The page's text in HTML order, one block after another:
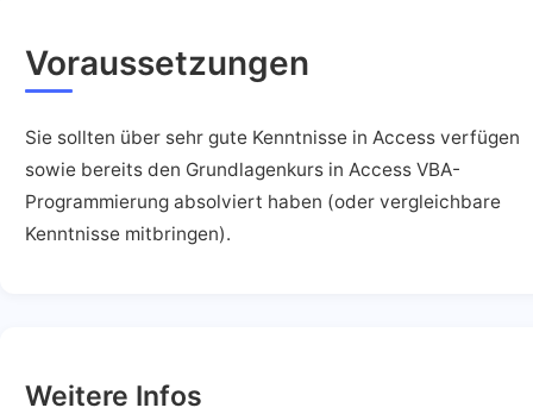
Voraussetzungen
Sie sollten über sehr gute Kenntnisse in Access verfügen
sowie bereits den Grundlagenkurs in Access VBA-
Programmierung absolviert haben (oder vergleichbare
Kenntnisse mitbringen).
Weitere Infos